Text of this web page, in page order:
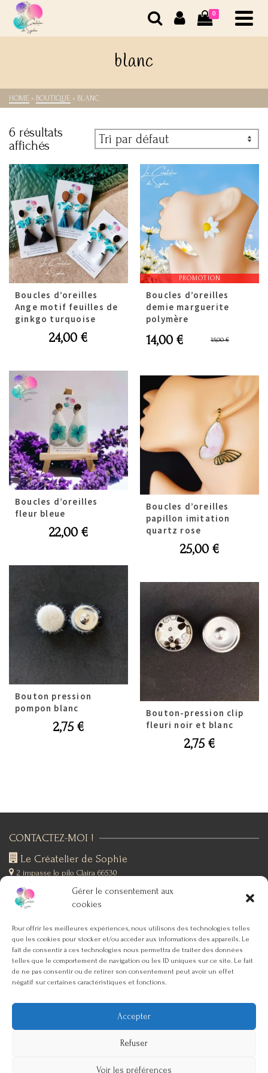
Gérer le consentement aux
cookies
Pour offrir les meilleures expériences, nous utilisons des technologies telles
que les cookies pour stocker et/ou accéder aux informations des appareils. Le
fait de consentir à ces technologies nous permettra de traiter des données
telles que le comportement de navigation ou les ID uniques sur ce site. Le fait
de ne pas consentir ou de retirer son consentement peut avoir un effet
négatif sur certaines caractéristiques et fonctions.
Accepter
Refuser
Voir les préférences
ligne mes nouvelles créations régulièrement. Vous pouvez aussi me
0
blanc
HOME » BOUTIQUE » BLANC
6 résultats
affichés
Boucles d’oreilles
Ange motif feuilles de
ginkgo turquoise
24,00 €
PROMOTION
Boucles d’oreilles
demie marguerite
polymère
15,00€Le
était :
15,00
14,00 €
Le
est :
14,00 €.
Boucles d’oreilles
fleur bleue
22,00 €
Boucles d’oreilles
papillon imitation
quartz rose
25,00 €
Bouton pression
pompon blanc
2,75 €
Bouton-pression clip
fleuri noir et blanc
2,75 €
CONTACTEZ-MOI !
Le Créatelier de Sophie
2 impasse lo pilo Claira 66530
+(33)6 19 76 12 53
SUIVEZ-MOI !
SERVICE CLIENT
ACCUEIL
CONDITIONS GÉNÉRALES DE VENTE